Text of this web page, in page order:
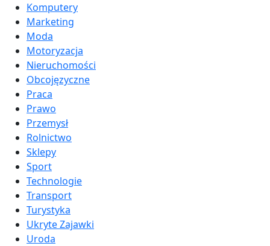
Komputery
Marketing
Moda
Motoryzacja
Nieruchomości
Obcojęzyczne
Praca
Prawo
Przemysł
Rolnictwo
Sklepy
Sport
Technologie
Transport
Turystyka
Ukryte Zajawki
Uroda